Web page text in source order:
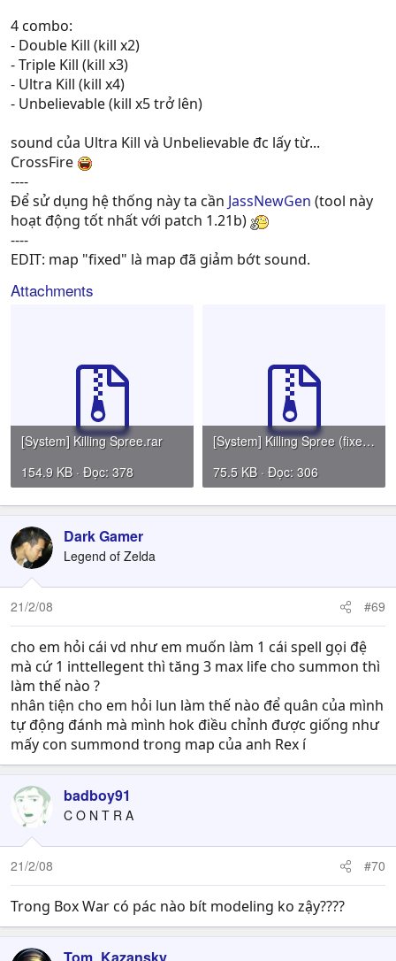
4 combo:
- Double Kill (kill x2)
- Triple Kill (kill x3)
- Ultra Kill (kill x4)
- Unbelievable (kill x5 trở lên)
sound của Ultra Kill và Unbelievable đc lấy từ...
CrossFire
----
Để sử dụng hệ thống này ta cần JassNewGen (tool này
hoạt động tốt nhất với patch 1.21b)
----
EDIT: map "fixed" là map đã giảm bớt sound.
Attachments
[System] Killing Spree.rar
154.9 KB · Đọc: 378
[System] Killing Spree (fixed).rar
75.5 KB · Đọc: 306
Dark Gamer
Legend of Zelda
21/2/08 #69
cho em hỏi cái vd như em muốn làm 1 cái spell gọi đệ
mà cứ 1 inttellegent thì tăng 3 max life cho summon thì
làm thế nào ?
nhân tiện cho em hỏi lun làm thế nào để quân của mình
tự động đánh mà mình hok điều chỉnh được giống như
mấy con summond trong map của anh Rex í
badboy91
C O N T R A
21/2/08 #70
Trong Box War có pác nào bít modeling ko zậy????